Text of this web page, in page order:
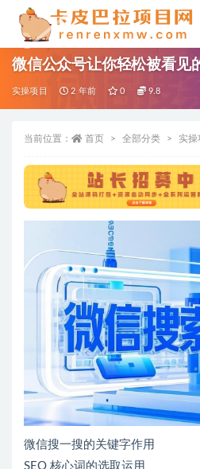
微信公众号让你轻松被看见
实操项目 2 年前 0 9.8
当前位置： 首页 全部分类 实操
微信搜一搜的关键字作用
SEO 核心词的选取运用
全部